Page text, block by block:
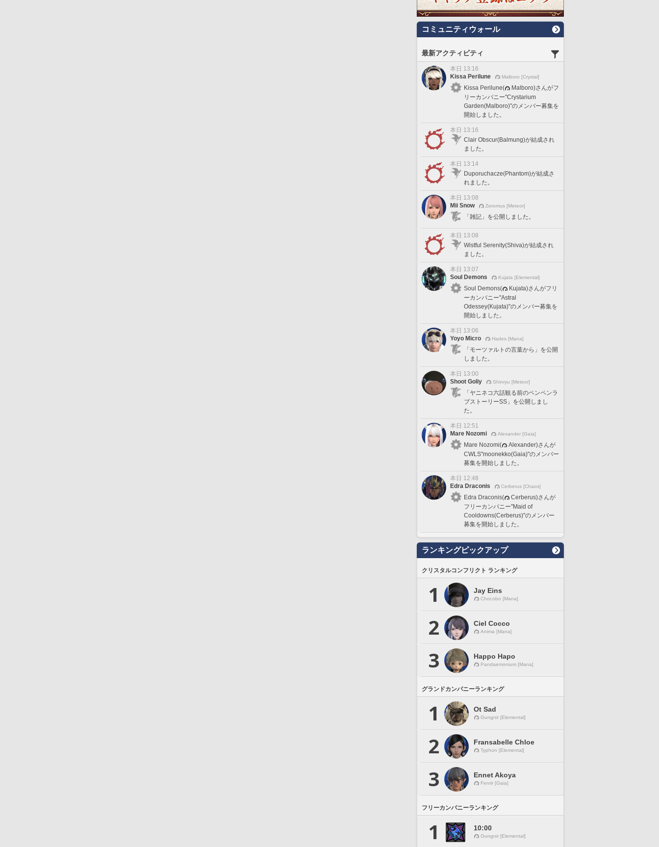
コミュニティウォール
最新アクティビティ
本日 13:16
Kissa Perilune
Malboro [Crystal]
Kissa Perilune(
Malboro)さんがフ
リーカンパニー"Crystarium
Garden(Malboro)"のメンバー募集を
開始しました。
本日 13:16
Clair Obscur(Balmung)が結成され
ました。
本日 13:14
Duporuchacze(Phantom)が結成さ
れました。
本日 13:08
Mii Snow
Zeromus [Meteor]
「雑記」を公開しました。
本日 13:08
Wistful Serenity(Shiva)が結成され
ました。
本日 13:07
Soul Demons
Kujata [Elemental]
Soul Demons(
Kujata)さんがフリ
ーカンパニー"Astral
Odessey(Kujata)"のメンバー募集を
開始しました。
本日 13:06
Yoyo Micro
Hades [Mana]
「モーツァルトの言葉から」を公開
しました。
本日 13:00
Shoot Goliy
Shinryu [Meteor]
「ヤニネコ六話観る前のペンペンラ
ブストーリーSS」を公開しまし
た。
本日 12:51
Mare Nozomi
Alexander [Gaia]
Mare Nozomi(
Alexander)さんが
CWLS"moonekko(Gaia)"のメンバー
募集を開始しました。
本日 12:48
Edra Draconis
Cerberus [Chaos]
Edra Draconis(
Cerberus)さんが
フリーカンパニー"Maid of
Cooldowns(Cerberus)"のメンバー
募集を開始しました。
ランキングピックアップ
クリスタルコンフリクト ランキング
1 Jay Eins
Chocobo [Mana]
2 Ciel Cocco
Anima [Mana]
3 Happo Hapo
Pandaemonium [Mana]
グランドカンパニーランキング
1 Ot Sad
Gungnir [Elemental]
2 Fransabelle Chloe
Typhon [Elemental]
3 Ennet Akoya
Fenrir [Gaia]
フリーカンパニーランキング
1 10:00
Gungnir [Elemental]